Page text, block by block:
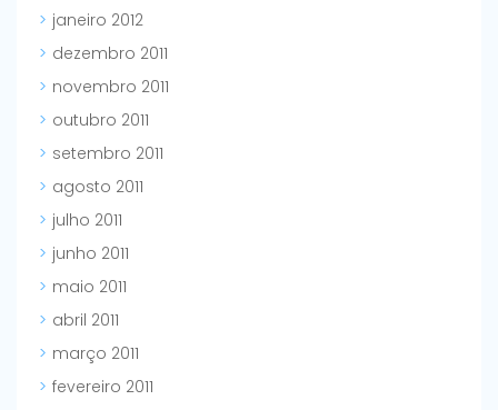
janeiro 2012
dezembro 2011
novembro 2011
outubro 2011
setembro 2011
agosto 2011
julho 2011
junho 2011
maio 2011
abril 2011
março 2011
fevereiro 2011